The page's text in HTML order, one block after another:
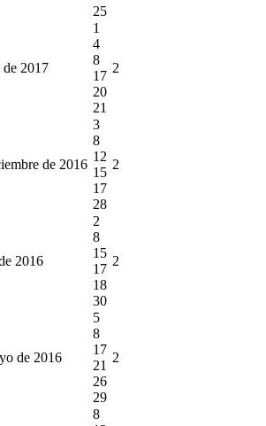
25
2017
1
4
8
17
20
21
2
de 2016
3
8
12
15
17
28
2
2016
2
8
15
17
18
30
2
de 2016
5
8
17
21
26
29
2
8